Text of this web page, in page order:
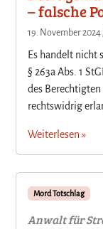
– falsche
19. November 2024
Es handelt nicht
§ 263a Abs. 1
des
rechtswidrig
Weiterlesen »
Mord Totschlag
Anwalt für